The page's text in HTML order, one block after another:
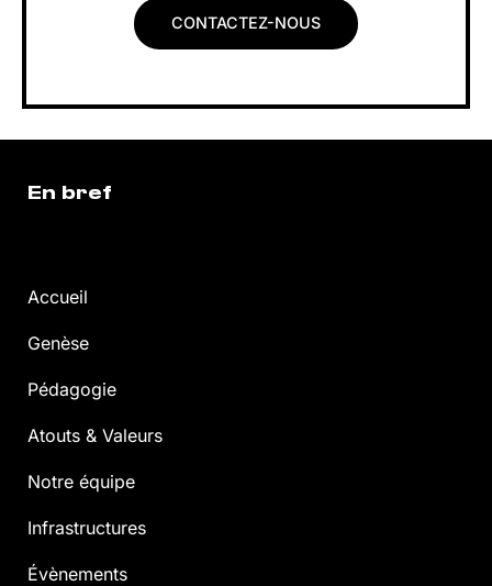
CONTACTEZ-NOUS
En bref
Accueil
Genèse
Pédagogie
Atouts & Valeurs
Notre équipe
Infrastructures
Évènements